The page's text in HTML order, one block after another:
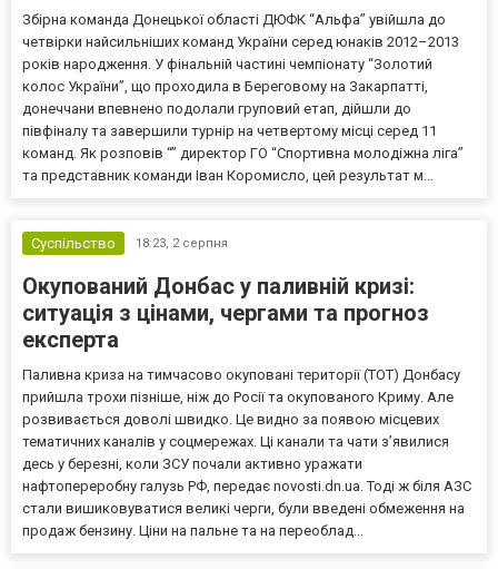
Збірна команда Донецької області ДЮФК “Альфа” увійшла до
четвірки найсильніших команд України серед юнаків 2012–2013
років народження. У фінальній частині чемпіонату “Золотий
колос України”, що проходила в Береговому на Закарпатті,
донеччани впевнено подолали груповий етап, дійшли до
півфіналу та завершили турнір на четвертому місці серед 11
команд. Як розповів “” директор ГО “Спортивна молодіжна ліга”
та представник команди Іван Коромисло, цей результат м...
Суспільство 18:23, 2 серпня
Окупований Донбас у паливній кризі:
ситуація з цінами, чергами та прогноз
експерта
Паливна криза на тимчасово окуповані території (ТОТ) Донбасу
прийшла трохи пізніше, ніж до Росії та окупованого Криму. Але
розвивається доволі швидко. Це видно за появою місцевих
тематичних каналів у соцмережах. Ці канали та чати з’явилися
десь у березні, коли ЗСУ почали активно уражати
нафтопереробну галузь РФ, передає novosti.dn.ua. Тоді ж біля АЗС
стали вишиковуватися великі черги, були введені обмеження на
продаж бензину. Ціни на пальне та на переоблад...